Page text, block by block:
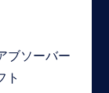
ブソーバー
ト